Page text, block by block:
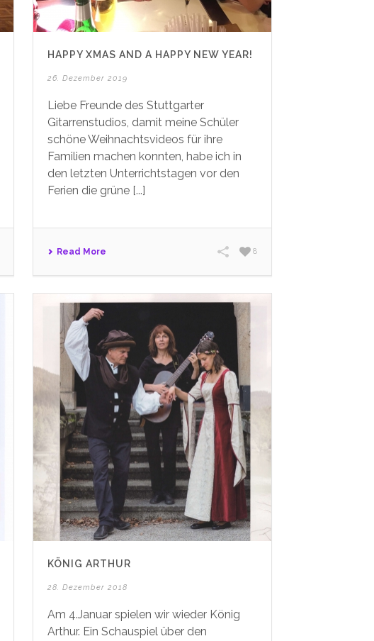
HAPPY XMAS AND A HAPPY NEW YEAR!
26. Dezember 2019
Liebe Freunde des Stuttgarter
Gitarrenstudios, damit meine Schüler
schöne Weihnachtsvideos für ihre
Familien machen konnten, habe ich in
den letzten Unterrichtstagen vor den
Ferien die grüne [...]
Read More 8
KÖNIG ARTHUR
28. Dezember 2018
Am 4.Januar spielen wir wieder König
Arthur. Ein Schauspiel über den